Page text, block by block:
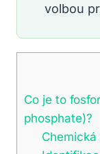
volbou
Co je to
phosphate)?